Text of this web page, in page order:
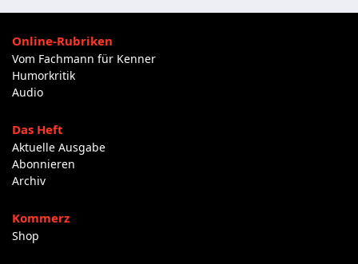
Online-Rubriken
Vom Fachmann für Kenner
Humorkritik
Audio
Das Heft
Aktuelle Ausgabe
Abonnieren
Archiv
Kommerz
Shop